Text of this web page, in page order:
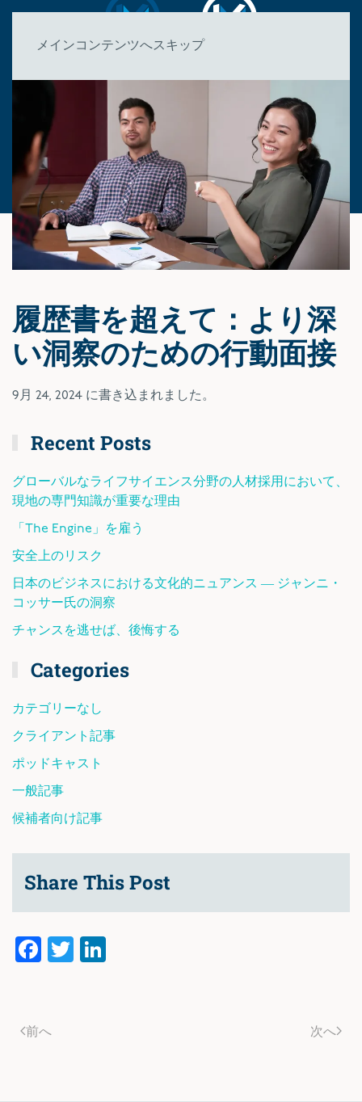
メインコンテンツへスキップ
履歴書を超えて：より深
い洞察のための行動面接
9月 24, 2024 に書き込まれました。
Recent Posts
グローバルなライフサイエンス分野の人材採用において、
現地の専門知識が重要な理由
「The Engine」を雇う
安全上のリスク
日本のビジネスにおける文化的ニュアンス ― ジャンニ・
コッサー氏の洞察
チャンスを逃せば、後悔する
Categories
カテゴリーなし
クライアント記事
ポッドキャスト
一般記事
候補者向け記事
Share This Post
Facebook
Twitter
前へ 次へ